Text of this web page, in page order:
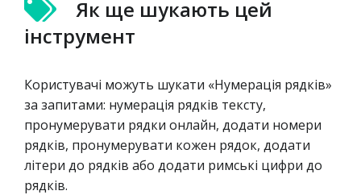
Як ще шукають цей
інструмент
Користувачі можуть шукати «Нумерація рядків»
за запитами: нумерація рядків тексту,
пронумерувати рядки онлайн, додати номери
рядків, пронумерувати кожен рядок, додати
літери до рядків або додати римські цифри до
рядків.